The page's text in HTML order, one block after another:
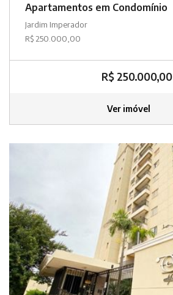
Apartamentos em Condomínio
Jardim Imperador
R$ 250.000,00
R$ 250.000,00
Ver imóvel